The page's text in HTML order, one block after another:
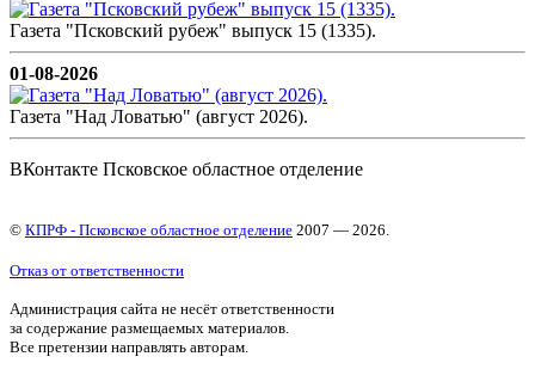
Газета "Псковский рубеж" выпуск 15 (1335).
01-08-2026
Газета "Над Ловатью" (август 2026).
ВКонтакте Псковское областное отделение
© КПРФ - Псковское областное отделение 2007 — 2026.
Отказ от ответственности
Администрация сайта не несёт ответственности
за содержание размещаемых материалов.
Все претензии направлять авторам.